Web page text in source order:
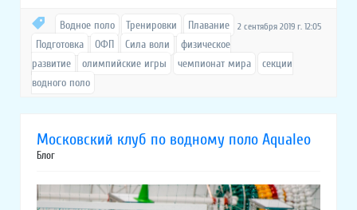
2 сентября 2019 г. 12:05
Водное поло Тренировки
Плавание
Подготовка
ОФП Сила воли
физическое
развитие
олимпийские игры чемпионат мира
секции
водного поло
Московский клуб по водному поло Aqualeo
Блог